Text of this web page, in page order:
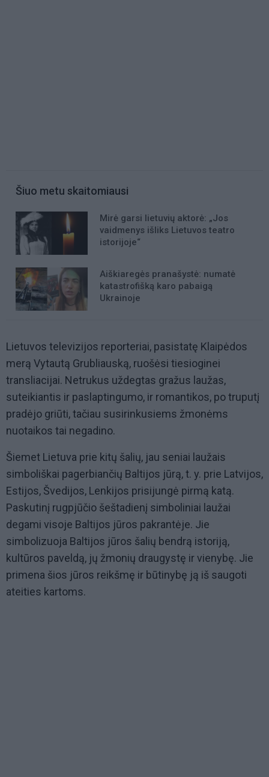
Šiuo metu skaitomiausi
Mirė garsi lietuvių aktorė: „Jos
vaidmenys išliks Lietuvos teatro
istorijoje“
Aiškiaregės pranašystė: numatė
katastrofišką karo pabaigą
Ukrainoje
Lietuvos televizijos reporteriai, pasistatę Klaipėdos
merą Vytautą Grubliauską, ruošėsi tiesioginei
transliacijai. Netrukus uždegtas gražus laužas,
suteikiantis ir paslaptingumo, ir romantikos, po truputį
pradėjo griūti, tačiau susirinkusiems žmonėms
nuotaikos tai negadino.
Šiemet Lietuva prie kitų šalių, jau seniai laužais
simboliškai pagerbiančių Baltijos jūrą, t. y. prie Latvijos,
Estijos, Švedijos, Lenkijos prisijungė pirmą katą.
Paskutinį rugpjūčio šeštadienį simboliniai laužai
degami visoje Baltijos jūros pakrantėje. Jie
simbolizuoja Baltijos jūros šalių bendrą istoriją,
kultūros paveldą, jų žmonių draugystę ir vienybę. Jie
primena šios jūros reikšmę ir būtinybę ją iš saugoti
ateities kartoms.